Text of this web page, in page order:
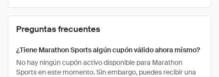
Preguntas frecuentes
¿Tiene Marathon Sports algún cupón válido ahora mismo?
No hay ningún cupón activo disponible para Marathon
Sports en este momento. Sin embargo, puedes recibir una